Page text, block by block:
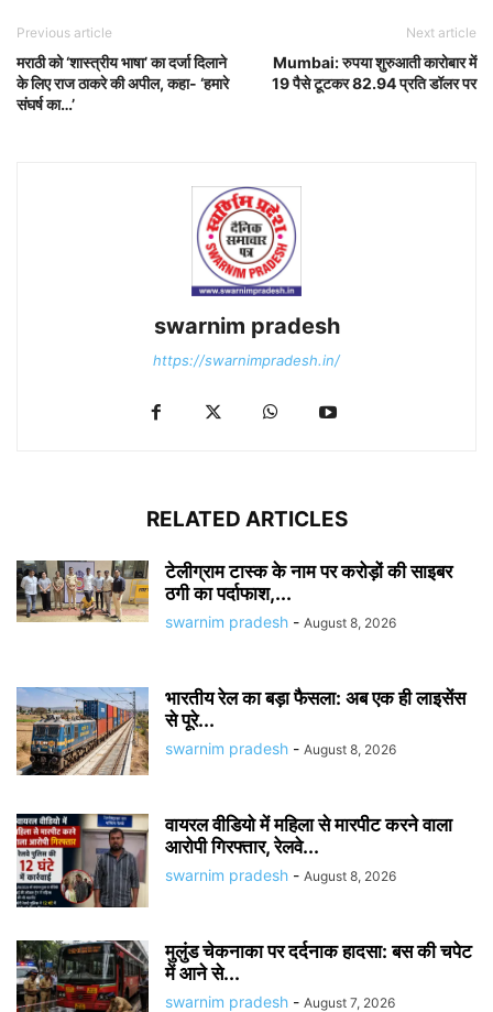
Previous article
मराठी को ‘शास्त्रीय भाषा’ का दर्जा दिलाने
के लिए राज ठाकरे की अपील, कहा- ‘हमारे
संघर्ष का…’
Next article
Mumbai: रुपया शुरुआती कारोबार में
19 पैसे टूटकर 82.94 प्रति डॉलर पर
swarnim pradesh
https://swarnimpradesh.in/
RELATED ARTICLES
टेलीग्राम टास्क के नाम पर करोड़ों की साइबर
ठगी का पर्दाफाश,...
swarnim pradesh - August 8, 2026
भारतीय रेल का बड़ा फैसला: अब एक ही लाइसेंस
से पूरे...
swarnim pradesh - August 8, 2026
वायरल वीडियो में महिला से मारपीट करने वाला
आरोपी गिरफ्तार, रेलवे...
swarnim pradesh - August 8, 2026
मुलुंड चेकनाका पर दर्दनाक हादसा: बस की चपेट
में आने से...
swarnim pradesh - August 7, 2026